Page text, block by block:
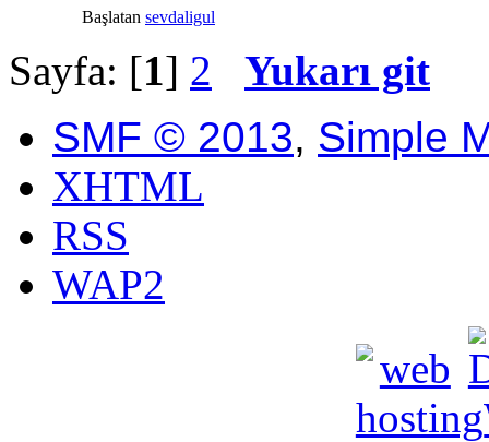
Başlatan sevdaligul
Sayfa: [1] 2
Yukarı git
SMF © 2013, Simple
XHTML
RSS
WAP2